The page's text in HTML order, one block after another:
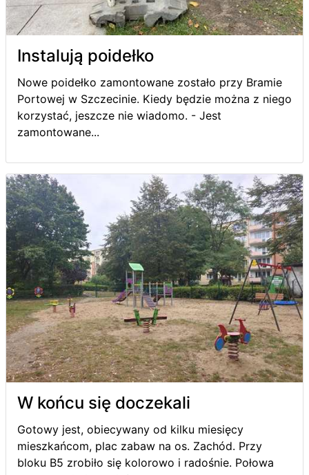
Instalują poidełko
Nowe poidełko zamontowane zostało przy Bramie
Portowej w Szczecinie. Kiedy będzie można z niego
korzystać, jeszcze nie wiadomo. - Jest
zamontowane...
W końcu się doczekali
Gotowy jest, obiecywany od kilku miesięcy
mieszkańcom, plac zabaw na os. Zachód. Przy
bloku B5 zrobiło się kolorowo i radośnie. Połowa